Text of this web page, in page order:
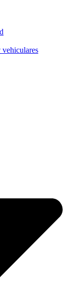
vehiculares